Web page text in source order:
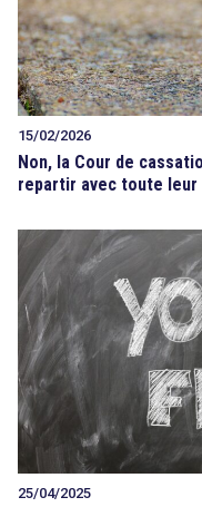
15/02/2026
Non, la Cour de
repartir avec toute leur
25/04/2025